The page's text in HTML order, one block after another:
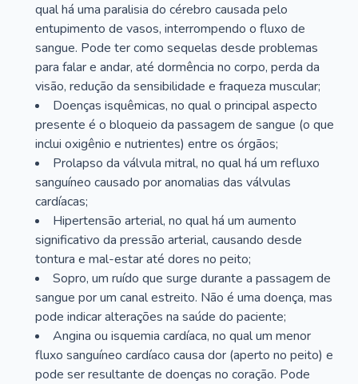
qual há uma paralisia do cérebro causada pelo
entupimento de vasos, interrompendo o fluxo de
sangue. Pode ter como sequelas desde problemas
para falar e andar, até dormência no corpo, perda da
visão, redução da sensibilidade e fraqueza muscular;
Doenças isquêmicas, no qual o principal aspecto
presente é o bloqueio da passagem de sangue (o que
inclui oxigênio e nutrientes) entre os órgãos;
Prolapso da válvula mitral, no qual há um refluxo
sanguíneo causado por anomalias das válvulas
cardíacas;
Hipertensão arterial, no qual há um aumento
significativo da pressão arterial, causando desde
tontura e mal-estar até dores no peito;
Sopro, um ruído que surge durante a passagem de
sangue por um canal estreito. Não é uma doença, mas
pode indicar alterações na saúde do paciente;
Angina ou isquemia cardíaca, no qual um menor
fluxo sanguíneo cardíaco causa dor (aperto no peito) e
pode ser resultante de doenças no coração. Pode